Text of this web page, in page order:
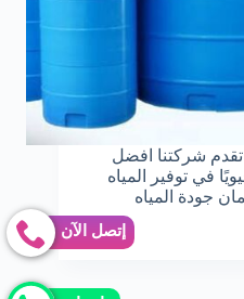
شركتنا افضل
في توفير المياه
جودة المياه
إتصل الآن